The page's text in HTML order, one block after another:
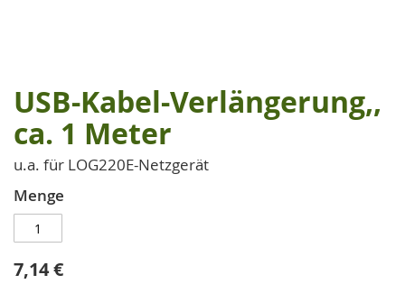
Zum
Anfang
der
Bildgalerie
USB-Kabel-Verlängerung,,
ca. 1 Meter
u.a. für LOG220E-Netzgerät
Menge
7,14 €